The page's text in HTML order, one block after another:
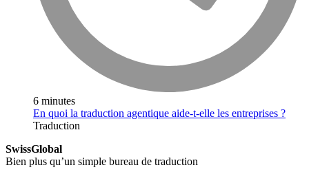
6 minutes
En quoi la traduction agentique aide-t-elle les entreprises ?
Traduction
SwissGlobal
Bien plus qu’un simple bureau de traduction